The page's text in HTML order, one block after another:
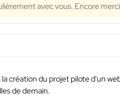
avec vous. Encore
création du projet pilote d'un
de demain.